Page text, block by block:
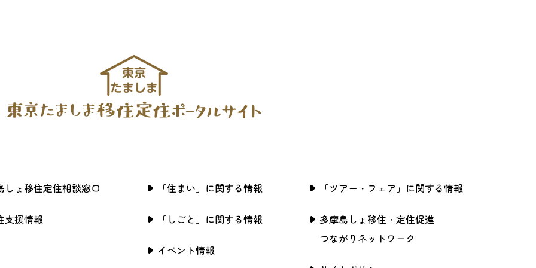
しょ移住定住相談窓口
支援情報
「住まい」に関する情報
「しごと」に関する情報
イベント情報
「ツアー・フェア」に関する情報
多摩島しょ移住・定住促進
つながりネットワーク